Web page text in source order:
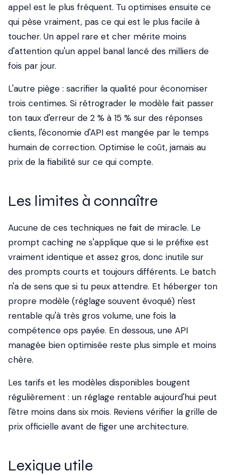
appel est le plus fréquent. Tu optimises ensuite ce
qui pèse vraiment, pas ce qui est le plus facile à
toucher. Un appel rare et cher mérite moins
d'attention qu'un appel banal lancé des milliers de
fois par jour.
L'autre piège : sacrifier la qualité pour économiser
trois centimes. Si rétrograder le modèle fait passer
ton taux d'erreur de 2 % à 15 % sur des réponses
clients, l'économie d'API est mangée par le temps
humain de correction. Optimise le coût, jamais au
prix de la fiabilité sur ce qui compte.
Les limites à connaître
Aucune de ces techniques ne fait de miracle. Le
prompt caching ne s'applique que si le préfixe est
vraiment identique et assez gros, donc inutile sur
des prompts courts et toujours différents. Le batch
n'a de sens que si tu peux attendre. Et héberger ton
propre modèle (réglage souvent évoqué) n'est
rentable qu'à très gros volume, une fois la
compétence ops payée. En dessous, une API
managée bien optimisée reste plus simple et moins
chère.
Les tarifs et les modèles disponibles bougent
régulièrement : un réglage rentable aujourd'hui peut
l'être moins dans six mois. Reviens vérifier la grille de
prix officielle avant de figer une architecture.
Lexique utile